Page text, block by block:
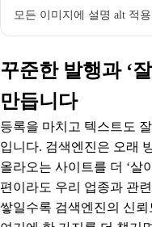
모든 이미지에 설명 alt 적용
꾸준한 발행과 ‘
만듭니다
등록을 마치고 텍스트도
입니다. 검색엔진은 오래
올라오는 사이트를 더 ‘살
편이라도 우리 업종과 관
쌓일수록 검색엔진의 신